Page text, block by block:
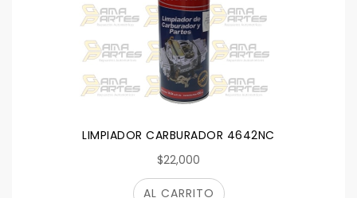
LIMPIADOR CARBURADOR 4642NC
$22,000
AL CARRITO